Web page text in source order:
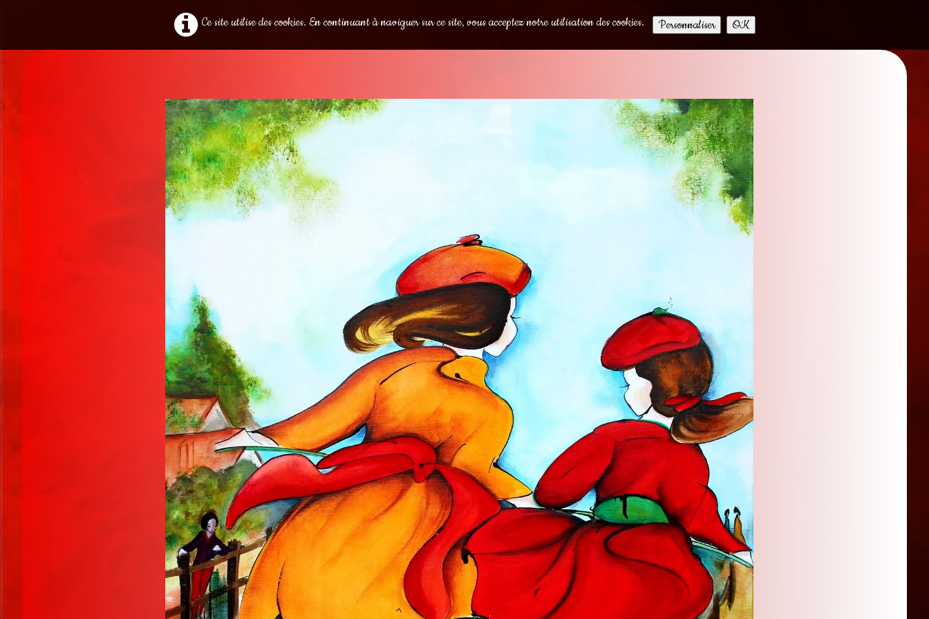
Ce site utilise des cookies. En continuant à naviguer sur ce site, vous acceptez notre utilisation des cookies. Personnaliser OK